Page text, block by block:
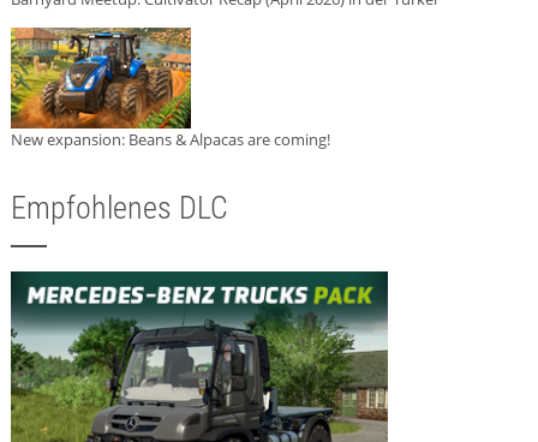
New expansion: Beans & Alpacas are coming!
Empfohlenes DLC